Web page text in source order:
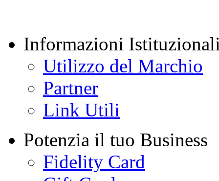
Informazioni
Utilizzo del Marchio
Partner
Link Utili
Potenzia il tuo Business
Fidelity Card